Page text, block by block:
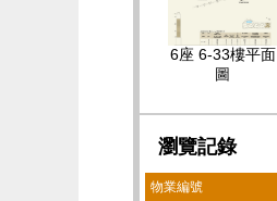
6座 6-33樓平面
圖
瀏覽記錄
物業編號